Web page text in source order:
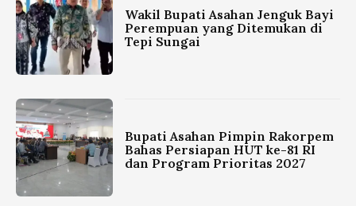
Wakil Bupati Asahan Jenguk Bayi
Perempuan yang Ditemukan di
Tepi Sungai
Bupati Asahan Pimpin Rakorpem
Bahas Persiapan HUT ke-81 RI
dan Program Prioritas 2027